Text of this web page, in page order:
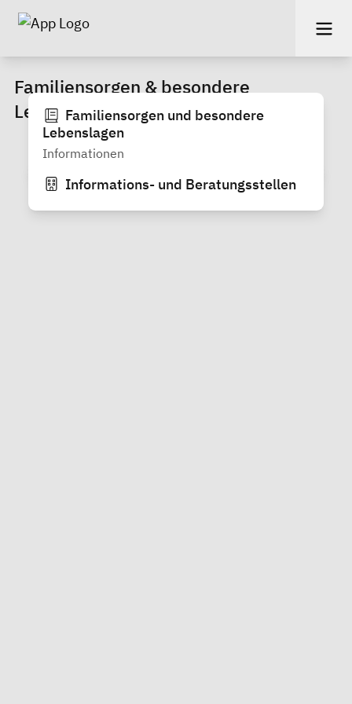
Familiensorgen & besondere
LebenslagenFamiliensorgen und besondere
Lebenslagen
Informationen
Informations- und Beratungsstellen